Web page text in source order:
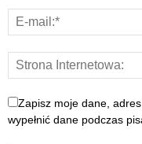
Zapisz moje dane,
wypełnić dane podczas